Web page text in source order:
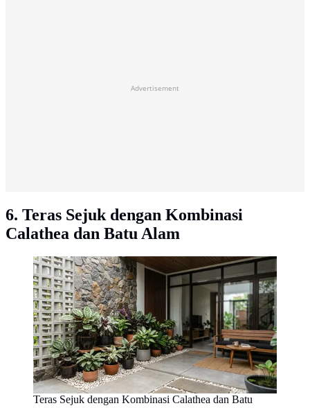
Advertisement
6. Teras Sejuk dengan Kombinasi
Calathea dan Batu Alam
Teras Sejuk dengan Kombinasi Calathea dan Batu